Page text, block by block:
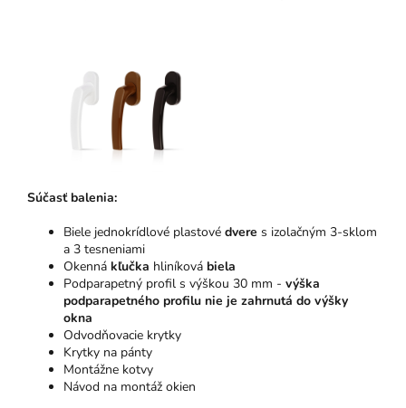
Súčasť balenia:
Biele jednokrídlové plastové dvere s izolačným 3-sklom
a 3 tesneniami
Okenná kľučka hliníková biela
Podparapetný profil s výškou 30 mm - výška
podparapetného profilu nie je zahrnutá do výšky
okna
Odvodňovacie krytky
Krytky na pánty
Montážne kotvy
Návod na montáž okien